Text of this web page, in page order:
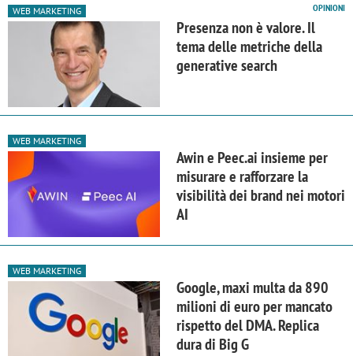
WEB MARKETING OPINIONI
Presenza non è valore. Il
tema delle metriche della
generative search
WEB MARKETING
Awin e Peec.ai insieme per
misurare e rafforzare la
visibilità dei brand nei motori
AI
WEB MARKETING
Google, maxi multa da 890
milioni di euro per mancato
rispetto del DMA. Replica
dura di Big G